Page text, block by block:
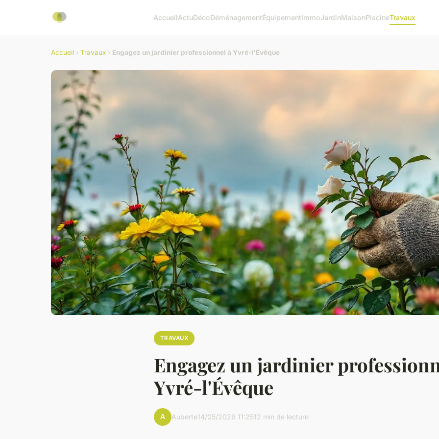
AccueilActuDécoDéménagementÉquipementImmoJardinMaisonPiscineTravaux
Accueil › Travaux › Engagez un jardinier professionnel à Yvré-l'Évêque
TRAVAUX
Engagez un jardinier
Yvré-l'Évêque
A Auberte14/05/2026 11:2512 min de lecture